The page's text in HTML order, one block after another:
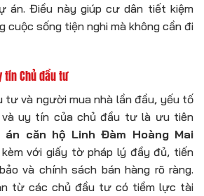
án. Điều này giúp cư dân tiết kiệm
cuộc sống tiện nghi mà không cần đi
tín Chủ đầu tư
tư và người mua nhà lần đầu, yếu tố
và uy tín của chủ đầu tư là ưu tiên
án căn hộ Linh Đàm Hoàng Mai
với giấy tờ pháp lý đầy đủ, tiến
và chính sách bán hàng rõ ràng.
từ các chủ đầu tư có tiềm lực tài